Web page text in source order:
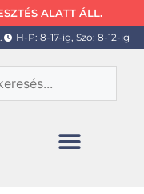
ALATT ÁLL.
H-P: 8-17-ig, Szo: 8-12-ig